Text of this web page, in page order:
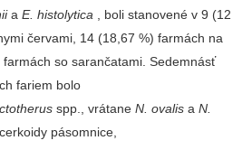
a E. histolytica, boli stanovené v 9 (12
červami, 14 (18,67 %) farmách na
so sarančatami. Sedemnásť
fariem bolo
spp., vrátane N. ovalisa N.
pásomnice,